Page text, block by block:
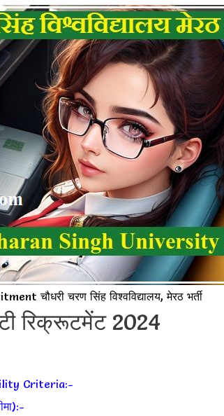
चौधरी चरण सिंह विश्वविद्यालय, मेरठ भर्ती
रिक्रूटमेंट 2024
Criteria:-